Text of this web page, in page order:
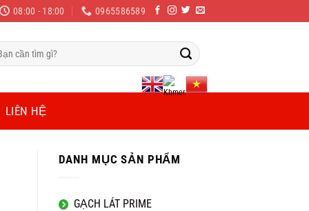
08:00 - 18:00 0965586589
LIÊN HỆ
DANH MỤC SẢN PHẨM
GẠCH LÁT PRIME